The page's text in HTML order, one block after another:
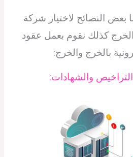
بعض النصائح لاختيار شركة
كذلك نقوم بعمل عقود
بالخرج والخرج:
والشهادات: